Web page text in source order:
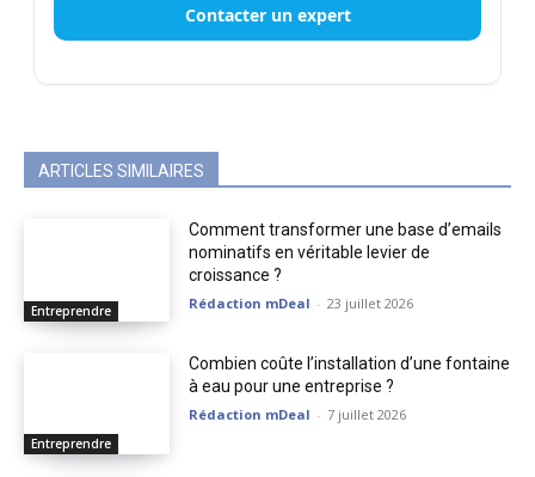
Contacter un expert
ARTICLES SIMILAIRES
Entreprendre
Comment transformer une base d’emails
nominatifs en véritable levier de
croissance ?
Rédaction mDeal - 23 juillet 2026
Entreprendre
Combien coûte l’installation d’une fontaine
à eau pour une entreprise ?
Rédaction mDeal - 7 juillet 2026